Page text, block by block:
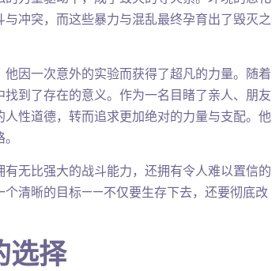
冲突，而这些暴力与混乱最终孕育出了毁灭之
因一次意外的实验而获得了超凡的力量。随着
到了存在的意义。作为一名目睹了亲人、朋友
性道德，转而追求更加绝对的力量与支配。他
无比强大的战斗能力，还拥有令人难以置信的
个清晰的目标——不仅要生存下去，还要彻底改
选择